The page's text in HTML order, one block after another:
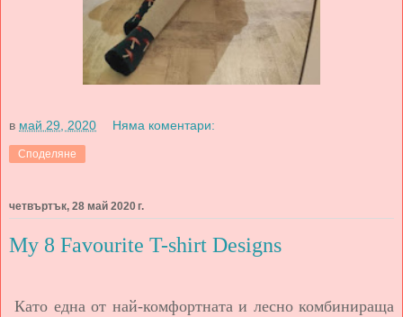
в май 29, 2020 Няма коментари:
Споделяне
четвъртък, 28 май 2020 г.
My 8 Favourite T-shirt Designs
Като една от най-комфортната и лесно комбинираща